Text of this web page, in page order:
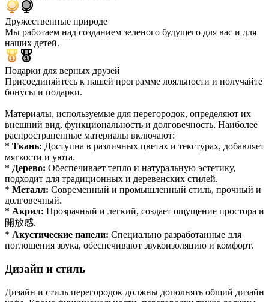
Дружественные природе
Мы работаем над созданием зеленого будущего для вас и для
наших детей.
Подарки для верных друзей
Присоединяйтесь к нашей программе лояльности и получайте
бонусы и подарки.
Материалы, используемые для перегородок, определяют их
внешний вид, функциональность и долговечность. Наиболее
распространенные материалы включают:
* Ткань: Доступна в различных цветах и ​​текстурах, добавляет
мягкости и уюта.
* Дерево: Обеспечивает тепло и натуральную эстетику,
подходит для традиционных и деревенских стилей.
* Металл: Современный и промышленный стиль, прочный и
долговечный.
* Акрил: Прозрачный и легкий, создает ощущение простора и
開放感.
* Акустические панели: Специально разработанные для
поглощения звука, обеспечивают звукоизоляцию и комфорт.
Дизайн и стиль
Дизайн и стиль перегородок должны дополнять общий дизайн